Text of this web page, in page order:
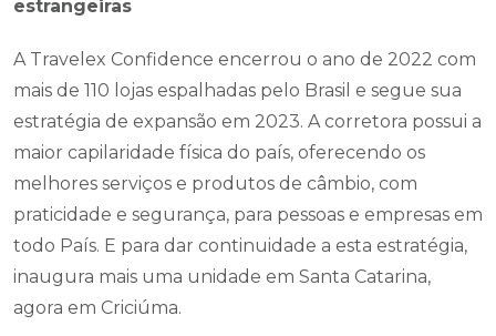
estrangeiras
A Travelex Confidence encerrou o ano de 2022 com
mais de 110 lojas espalhadas pelo Brasil e segue sua
estratégia de expansão em 2023. A corretora possui a
maior capilaridade física do país, oferecendo os
melhores serviços e produtos de câmbio, com
praticidade e segurança, para pessoas e empresas em
todo País. E para dar continuidade a esta estratégia,
inaugura mais uma unidade em Santa Catarina,
agora em Criciúma.